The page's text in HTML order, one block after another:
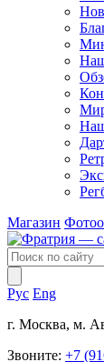
Магазин
Рус Eng
г. Москва, м.
Звоните: +7